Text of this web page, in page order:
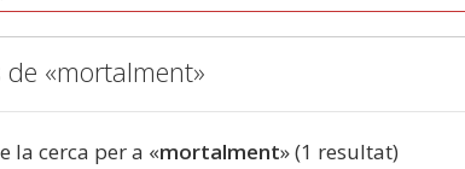
de «mortalment»
la cerca per a «mortalment» (1 resultat)